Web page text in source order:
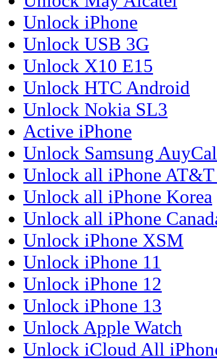
Unlock iPhone
Unlock USB 3G
Unlock X10 E15
Unlock HTC Android
Unlock Nokia SL3
Active iPhone
Unlock Samsung
Unlock all iPhone
Unlock all iPhone Korea
Unlock all iPhone
Unlock iPhone XSM
Unlock iPhone 11
Unlock iPhone 12
Unlock iPhone 13
Unlock Apple Watch
Unlock iCloud All